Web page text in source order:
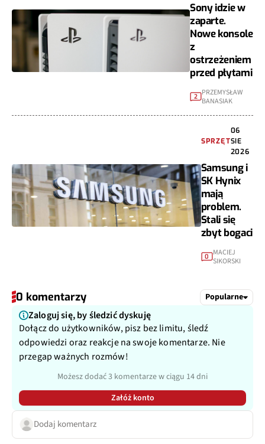
Sony idzie w
zaparte.
Nowe konsole
z
ostrzeżeniem
przed płytami
2 PRZEMYSŁAW
BANASIAK
SPRZĘT
06
SIE
2026
Samsung i
SK Hynix
mają
problem.
Stali się
zbyt bogaci
0 MACIEJ
SIKORSKI
0 komentarzy Popularne
Zaloguj się, by śledzić dyskuję
Dołącz do użytkowników, pisz bez limitu, śledź
odpowiedzi oraz reakcje na swoje komentarze. Nie
przegap ważnych rozmów!
Możesz dodać 3 komentarze w ciągu 14 dni
Załóż konto
Dodaj komentarz